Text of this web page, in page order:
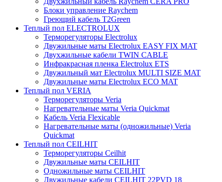
Блоки управление Raychem
Греющий кабель T2Green
Теплый пол ELECTROLUX
Терморегуляторы Electrolux
Двужильные маты Electrolux EASY FIX MAT
Двухжильные кабели TWIN CABLE
Инфракрасная пленка Electrolux ETS
Двужильный мат Electrolux MULTI SIZE MAT
Двужильные маты Electrolux ECO MAT
Теплый пол VERIA
Терморегуляторы Veria
Нагревательные маты Veria Quickmat
Кабель Veria Flexicable
Нагревательные маты (одножильные) Veria
Quickmat
Теплый пол CEILHIT
Терморегуляторы Ceilhit
Двужильные маты CEILHIT
Одножильные маты CEILHIT
Двужильные кабели CEILHIT 22PVD 18